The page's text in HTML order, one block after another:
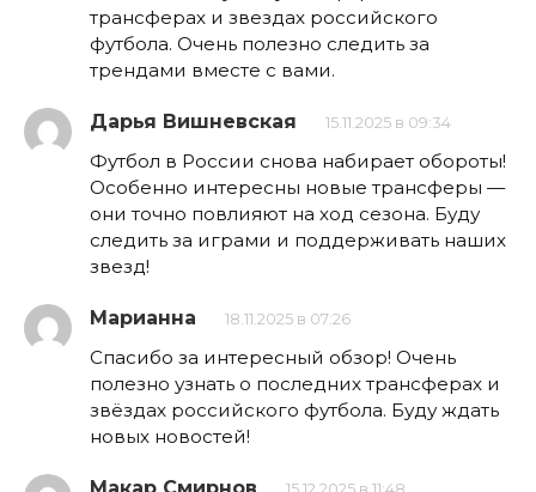
трансферах и звездах российского
футбола. Очень полезно следить за
трендами вместе с вами.
Дарья Вишневская 15.11.2025 в 09:34
Футбол в России снова набирает обороты!
Особенно интересны новые трансферы —
они точно повлияют на ход сезона. Буду
следить за играми и поддерживать наших
звезд!
Марианна 18.11.2025 в 07:26
Спасибо за интересный обзор! Очень
полезно узнать о последних трансферах и
звёздах российского футбола. Буду ждать
новых новостей!